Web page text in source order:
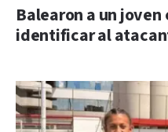
Balearon a un joven
identificar al